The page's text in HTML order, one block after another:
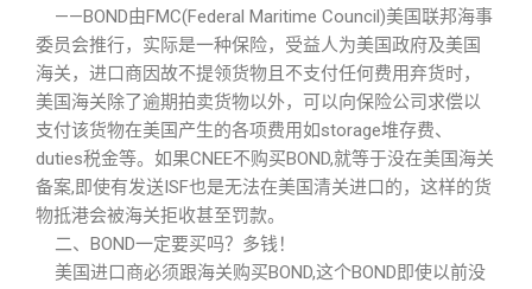
——BOND由FMC(Federal Maritime Council)美国联邦海事
委员会推行，实际是一种保险，受益人为美国政府及美国
海关，进口商因故不提领货物且不支付任何费用弃货时，
美国海关除了逾期拍卖货物以外，可以向保险公司求偿以
支付该货物在美国产生的各项费用如storage堆存费、
duties税金等。如果CNEE不购买BOND,就等于没在美国海关
备案,即使有发送ISF也是无法在美国清关进口的，这样的货
物抵港会被海关拒收甚至罚款。
二、BOND一定要买吗？多钱！
美国进口商必须跟海关购买BOND,这个BOND即使以前没